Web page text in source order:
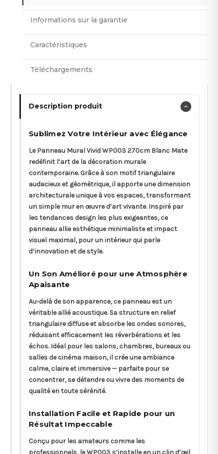
Informations sur la garantie
Caractéristiques
Téléchargements
Description produit
Sublimez Votre Intérieur avec Élégance
Le Panneau Mural Vivid WP003 270cm Blanc Mate
redéfinit l’art de la décoration murale
contemporaine. Grâce à son motif triangulaire
audacieux et géométrique, il apporte une dimension
architecturale unique à vos espaces, transformant
un simple mur en œuvre d’art vivante. Inspiré par
les tendances design les plus exigeantes, ce
panneau allie esthétique minimaliste et impact
visuel maximal, pour un intérieur qui parle
d’innovation et de style.
Un Son Amélioré pour une Atmosphère
Apaisante
Au-delà de son apparence, ce panneau est un
véritable allié acoustique. Sa structure en relief
triangulaire diffuse et absorbe les ondes sonores,
réduisant efficacement les réverbérations et les
échos. Idéal pour les salons, chambres, bureaux ou
salles de cinéma maison, il crée une ambiance
calme, claire et immersive — parfaite pour se
concentrer, se détendre ou vivre des moments de
qualité en toute sérénité.
Installation Facile et Rapide pour un
Résultat Impeccable
Conçu pour les amateurs comme les
professionnels, le WP003 s’installe en un clin d’œil